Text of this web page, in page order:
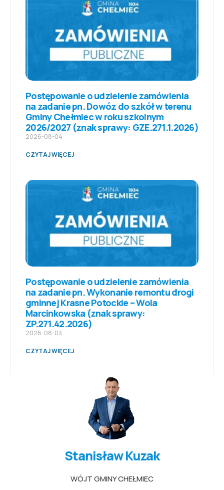
Postępowanie o udzielenie zamówienia
na zadanie pn. Dowóz do szkół w terenu
Gminy Chełmiec w roku szkolnym
2026/2027 (znak sprawy: GZE.271.1.2026)
2026-08-04
CZYTAJ WIĘCEJ
Postępowanie o udzielenie zamówienia
na zadanie pn. Wykonanie remontu drogi
gminnej Krasne Potockie – Wola
Marcinkowska (znak sprawy:
ZP.271.42.2026)
2026-08-03
CZYTAJ WIĘCEJ
Stanisław Kuzak
WÓJT GMINY CHEŁMIEC